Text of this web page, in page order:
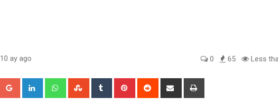
10 ay ago 0 65 Less
Google+ LinkedIn WhatsappStumbleUpon
Tumblr Pinterest Reddit
Share